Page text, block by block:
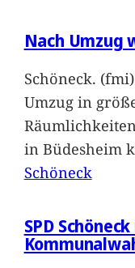
Nach
Schöneck.
Umzug in
in Büdesheim
Schöneck
SPD